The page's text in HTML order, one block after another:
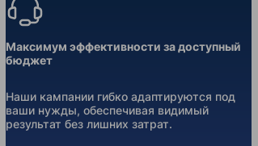
Максимум эффективности за доступный
бюджет
Наши кампании гибко адаптируются под
ваши нужды, обеспечивая видимый
результат без лишних затрат.